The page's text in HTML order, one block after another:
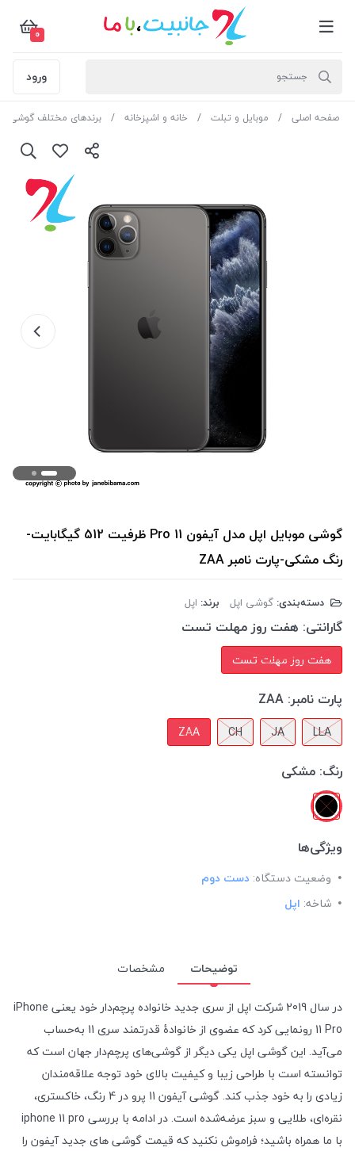
0
ورود
صفحه اصلی موبایل و تبلت خانه و اشپزخانه برندهای مختلف گوشی
گوشی موبایل اپل مدل آیفون 11 Pro ظرفیت 512 گیگابایت-
رنگ مشکی-پارت نامبر ZAA
دسته‌بندی: گوشی اپل برند: اپل
گارانتی: هفت روز مهلت تست
هفت روز مهلت تست
پارت نامبر: ZAA
LLA
JA
CH
ZAA
رنگ: مشکی
ویژگی‌ها
وضعیت دستگاه: دست دوم
شاخه: اپل
توضیحات
مشخصات
در سال 2019 شرکت اپل از سری جدید خانواده پرچم‌دار خود یعنی iPhone
11 Pro رونمایی کرد که عضوی از خانوادهٔ قدرتمند سری 11 به‌حساب
می‌آید. این گوشی اپل یکی دیگر از گوشی‌های پرچم‌دار جهان است که
توانسته است با طراحی زیبا و کیفیت بالای خود توجه علاقه‌مندان
زیادی را به خود جذب کند. گوشی آیفون 11 پرو در 4 رنگ، خاکستری،
نقره‌ای، طلایی و سبز عرضه‌شده است. در ادامه با بررسی iphone 11 pro
با ما همراه باشید؛ فراموش نکنید که قیمت گوشی های جدید آیفون را